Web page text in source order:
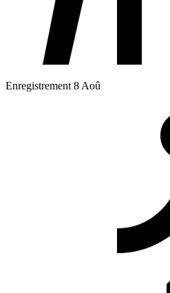
Enregistrement 8 Aoû